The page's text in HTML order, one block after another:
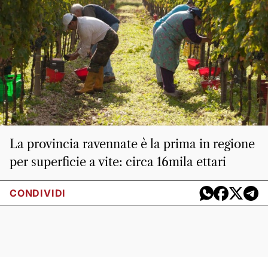
La provincia ravennate è la prima in regione
per superficie a vite: circa 16mila ettari
CONDIVIDI